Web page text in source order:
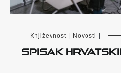
Književnost Novosti
SPISAK